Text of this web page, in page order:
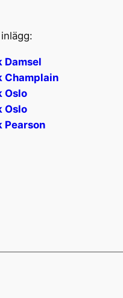
Damsel
Champlain
Oslo
Oslo
Pearson